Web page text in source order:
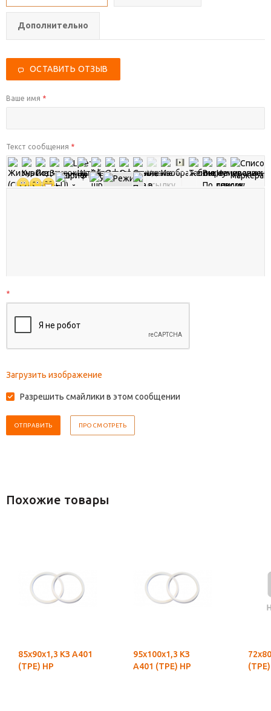
Дополнительно
ОСТАВИТЬ ОТЗЫВ
Ваше имя *
Текст сообщения *
*
Загрузить изображение
Разрешить смайлики в этом сообщении
Похожие товары
85х90х1,3 КЗ А401
(ТРЕ) НР
95х100х1,3 КЗ
А401 (ТРЕ) НР